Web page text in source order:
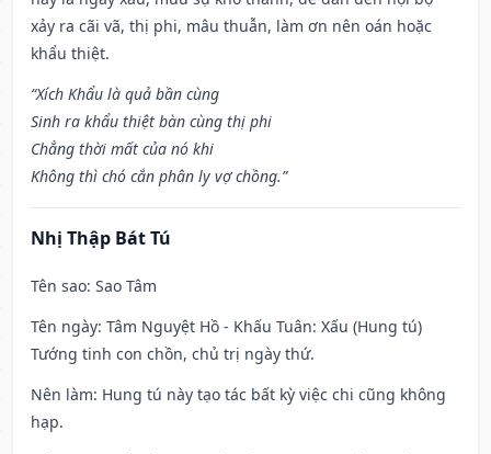
xảy ra cãi vã, thị phi, mâu thuẫn, làm ơn nên oán hoặc
khẩu thiệt.
“Xích Khẩu là quả bần cùng
Sinh ra khẩu thiệt bàn cùng thị phi
Chẳng thời mất của nó khi
Không thì chó cắn phân ly vợ chồng.”
Nhị Thập Bát Tú
Tên sao: Sao Tâm
Tên ngày: Tâm Nguyệt Hồ - Khấu Tuân: Xấu (Hung tú)
Tướng tinh con chồn, chủ trị ngày thứ.
Nên làm: Hung tú này tạo tác bất kỳ việc chi cũng không
hạp.